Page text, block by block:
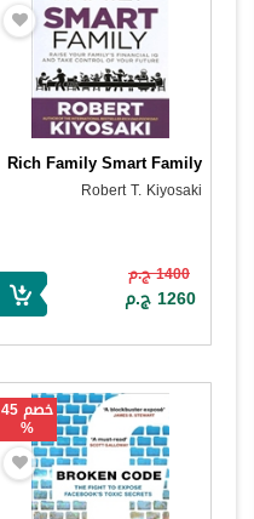
Rich Family Smart Family
Robert T. Kiyosaki
1400 ج.م
1260 ج.م
خصم 45
%